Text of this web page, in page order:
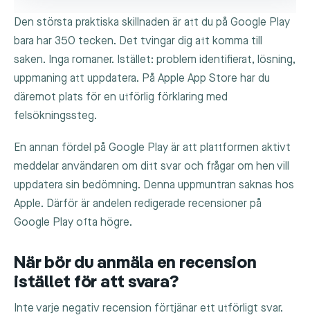
Den största praktiska skillnaden är att du på Google Play
bara har 350 tecken. Det tvingar dig att komma till
saken. Inga romaner. Istället: problem identifierat, lösning,
uppmaning att uppdatera. På Apple App Store har du
däremot plats för en utförlig förklaring med
felsökningssteg.
En annan fördel på Google Play är att plattformen aktivt
meddelar användaren om ditt svar och frågar om hen vill
uppdatera sin bedömning. Denna uppmuntran saknas hos
Apple. Därför är andelen redigerade recensioner på
Google Play ofta högre.
När bör du anmäla en recension
istället för att svara?
Inte varje negativ recension förtjänar ett utförligt svar.